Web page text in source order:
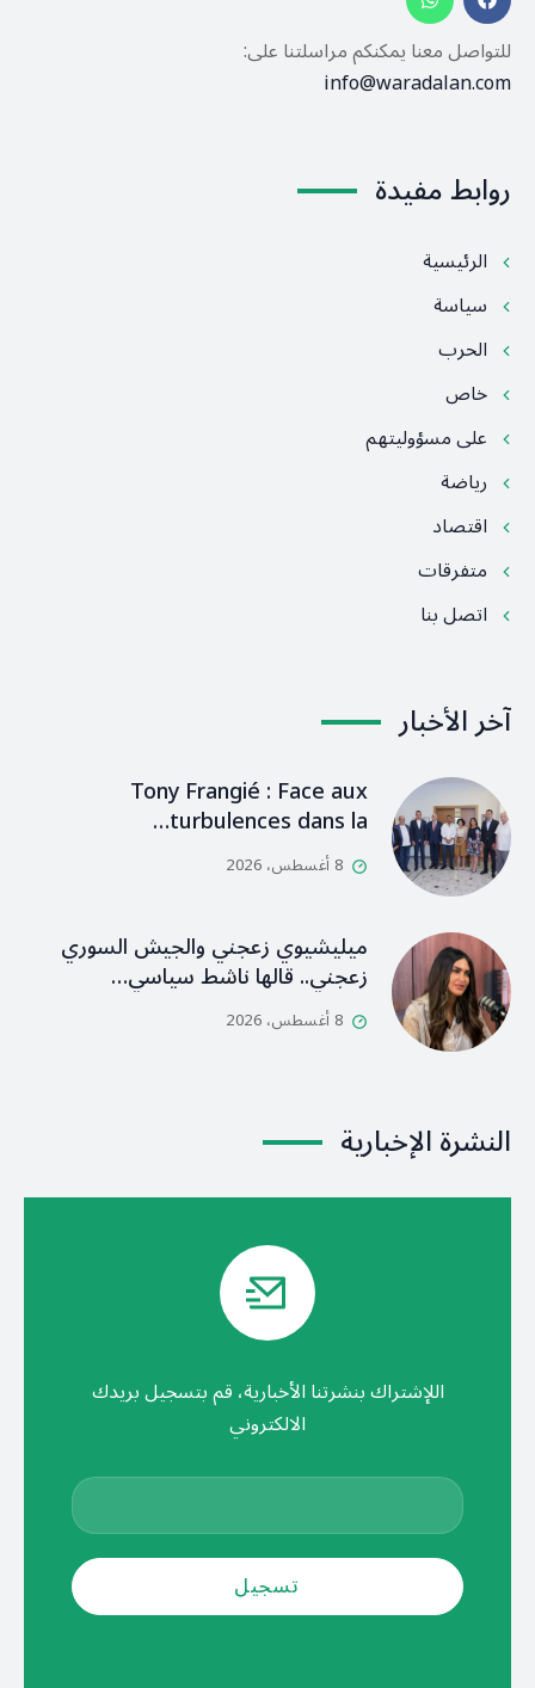
للتواصل معنا يمكنكم مراسلتنا على:
info@waradalan.com
روابط مفيدة
الرئيسية
سياسة
الحرب
خاص
على مسؤوليتهم
رياضة
اقتصاد
متفرقات
اتصل بنا
آخر الأخبار
Tony Frangié : Face aux
turbulences dans la…
8 أغسطس، 2026
ميليشيوي زعجني والجيش السوري
زعجني.. قالها ناشط سياسي…
8 أغسطس، 2026
النشرة الإخبارية
اللإشتراك بنشرتنا الأخبارية، قم بتسجيل بريدك
الالكتروني